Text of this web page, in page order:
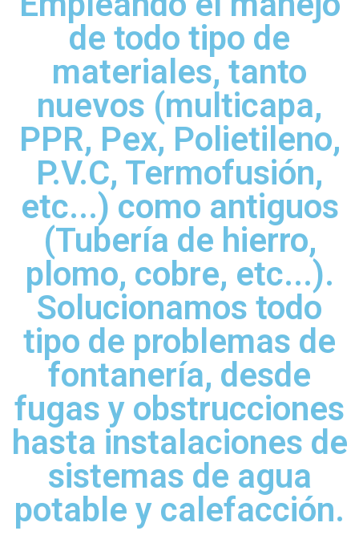
de todo tipo de
materiales, tanto
nuevos (multicapa,
PPR, Pex, Polietileno,
P.V.C, Termofusión,
etc...) como antiguos
(Tubería de hierro,
plomo, cobre, etc...).
Solucionamos todo
tipo de problemas de
fontanería, desde
fugas y obstrucciones
hasta instalaciones de
sistemas de agua
potable y calefacción.